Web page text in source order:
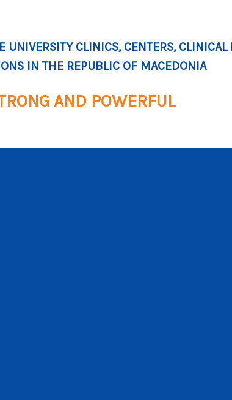
CLINICS, CENTERS, CLINICAL
IN THE REPUBLIC OF MACEDONIA
AND POWERFUL